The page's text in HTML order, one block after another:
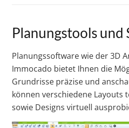
Planungstools und
Planungssoftware wie der 3D
Immocado bietet Ihnen die
Grundrisse präzise und
können verschiedene Layouts
sowie Designs virtuell